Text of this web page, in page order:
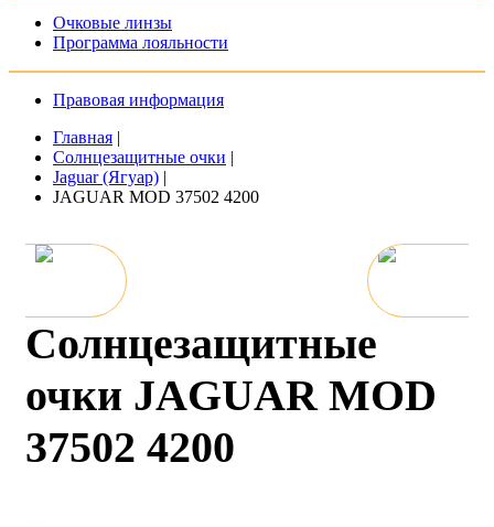
Очковые линзы
Программа лояльности
Правовая информация
Главная |
Солнцезащитные очки |
Jaguar (Ягуар) |
JAGUAR MOD 37502 4200
Солнцезащитные
очки JAGUAR MOD
37502 4200